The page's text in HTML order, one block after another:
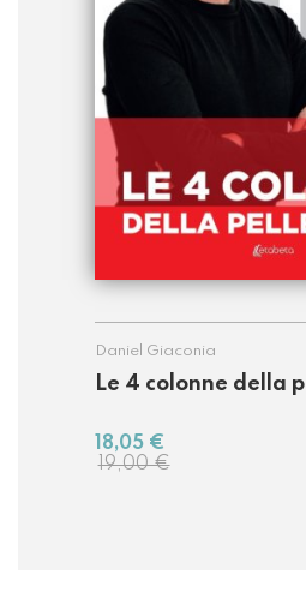
Le 4 colonne della
Daniel Giaconia
19,00 €
18,05 €